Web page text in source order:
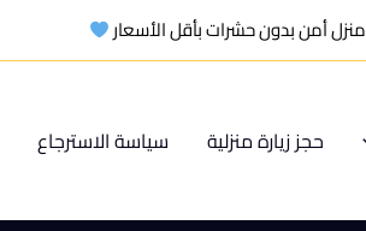
منزل أمن بدون حشرات بأقل الأسعار
حجز زيارة منزلية سياسة الاسترجاع